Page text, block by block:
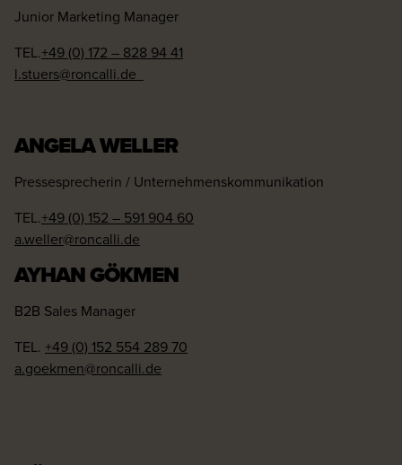
Junior Marketing Manager
TEL.+49 (0) 172 – 828 94 41
l.stuers@roncalli.de
ANGELA WELLER
Pressesprecherin / Unternehmenskommunikation
TEL.+49 (0) 152 – 591 904 60
a.weller@roncalli.de
AYHAN GÖKMEN
B2B Sales Manager
TEL. +49 (0) 152 554 289 70
a.goekmen@roncalli.de